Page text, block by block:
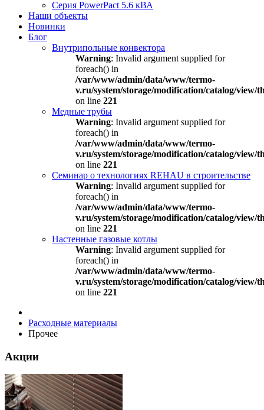
Серия PowerPact 5.6 кВА
Наши объекты
Новинки
Блог
Внутрипольные конвектора
Warning: Invalid argument supplied for
foreach() in
/var/www/admin/data/www/termo-
v.ru/system/storage/modification/catalog/view/
on line 221
Медные трубы
Warning: Invalid argument supplied for
foreach() in
/var/www/admin/data/www/termo-
v.ru/system/storage/modification/catalog/view/
on line 221
Семинар о технологиях REHAU в строительстве
Warning: Invalid argument supplied for
foreach() in
/var/www/admin/data/www/termo-
v.ru/system/storage/modification/catalog/view/
on line 221
Настенные газовые котлы
Warning: Invalid argument supplied for
foreach() in
/var/www/admin/data/www/termo-
v.ru/system/storage/modification/catalog/view/
on line 221
Расходные материалы
Прочее
Акции